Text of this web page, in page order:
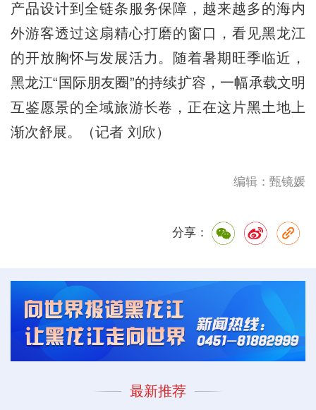
产品设计到全链条服务保障，越来越多的海内
外游客透过这扇精心打磨的窗口，看见黑龙江
的开放胸怀与发展活力。随着暑期旺季临近，
黑龙江“国际朋友圈”的持续扩容，一幅承载文明
互鉴愿景的全域旅游长卷，正在这片黑土地上
渐次舒展。（记者 刘欣）
编辑：甄镜媛
分享：
最新推荐